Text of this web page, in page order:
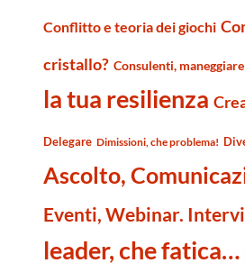
Conflitto e teoria dei giochi
cristallo? Consulenti,
la tua resilienza
Delegare Dimissioni, che problema!
Ascolto,
Eventi, Webinar.
leader, che fatica…